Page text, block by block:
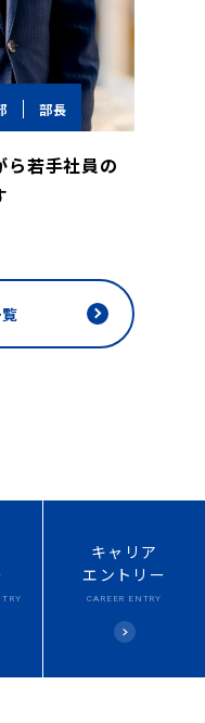
部長
ら若手社員の
キャリア
エントリー
CAREER ENTRY